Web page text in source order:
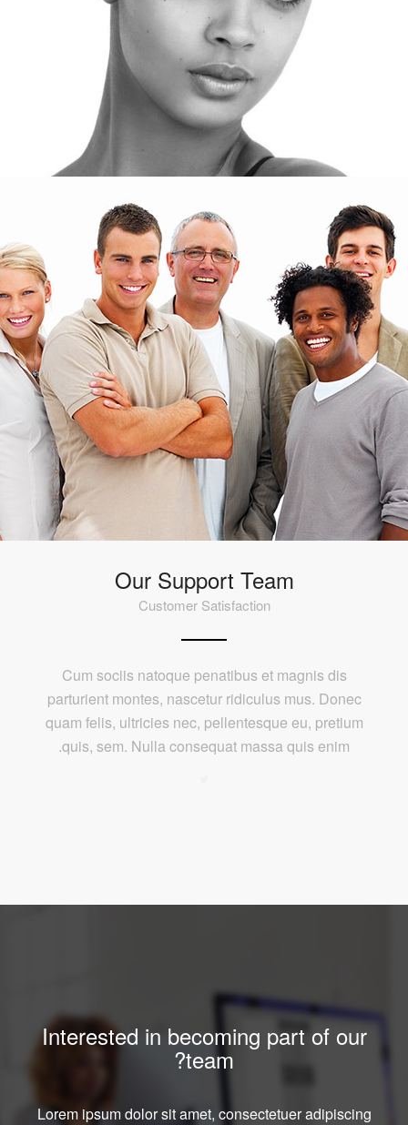
Our Support Team
Customer Satisfaction
Cum sociis natoque penatibus et magnis dis
parturient montes, nascetur ridiculus mus. Donec
quam felis, ultricies nec, pellentesque eu, pretium
quis, sem. Nulla consequat massa quis enim.
Interested in becoming part of our
team?
Lorem ipsum dolor sit amet, consectetuer adipiscing